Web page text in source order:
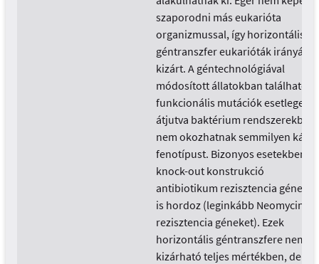
szaporodni más eukarióta
organizmussal, így horizontális
géntranszfer eukarióták irányába
kizárt. A géntechnológiával
módosított állatokban található
funkcionális mutációk
átjutva baktérium rendszerekbe,
nem okozhatnak semmilyen káros
fenotípust. Bizonyos esetekben a
knock-out konstrukció
antibiotikum rezisztencia géneket
is hordoz (leginkább Neomycin
rezisztencia géneket). Ezek
horizontális géntranszfere nem
kizárható teljes mértékben, de